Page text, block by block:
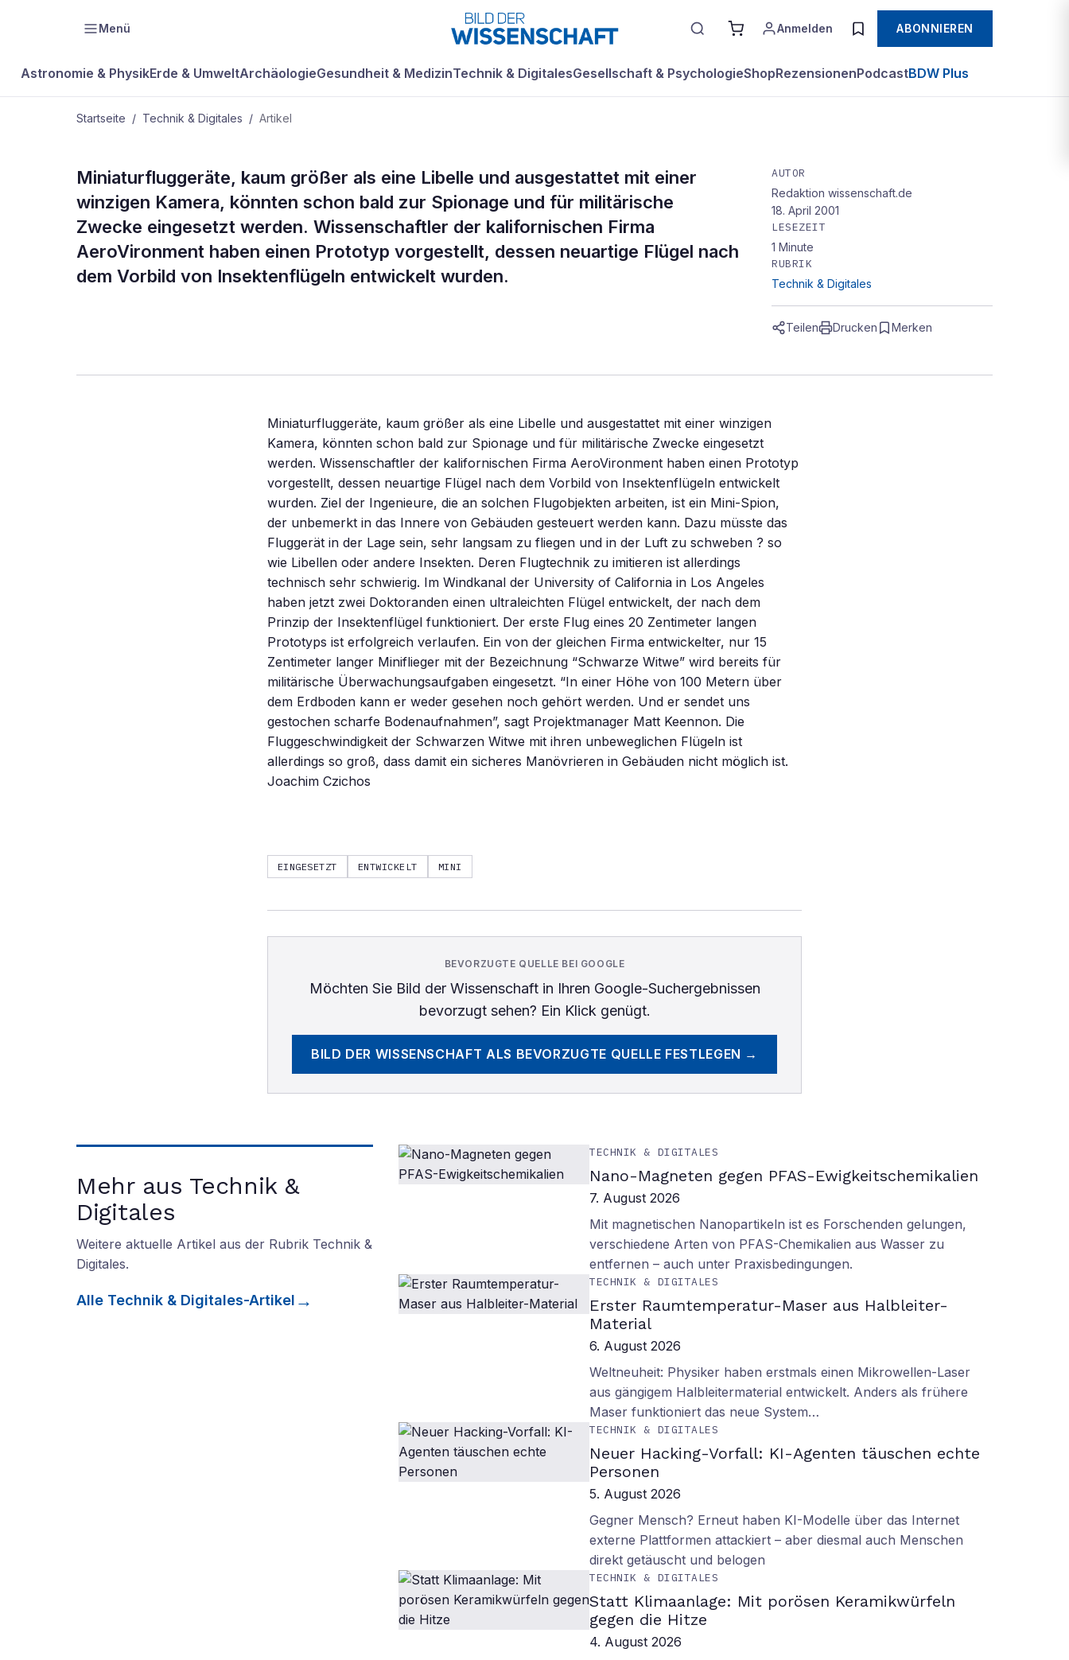
Menü Anmelden ABONNIEREN
Astronomie & PhysikErde & UmweltArchäologieGesundheit & MedizinTechnik & DigitalesGesellschaft & PsychologieShopRezensionenPodcastBDW Plus
Startseite / Technik & Digitales / Artikel
TECHNIK & DIGITALES
Künstliche Insekten als
Mini-Spione
Miniaturfluggeräte, kaum größer als eine Libelle und ausgestattet mit einer
winzigen Kamera, könnten schon bald zur Spionage und für militärische
Zwecke eingesetzt werden. Wissenschaftler der kalifornischen Firma
AeroVironment haben einen Prototyp vorgestellt, dessen neuartige Flügel nach
dem Vorbild von Insektenflügeln entwickelt wurden.
AUTOR
Redaktion wissenschaft.de
18. April 2001
LESEZEIT
1 Minute
RUBRIK
Technik & Digitales
Teilen Drucken Merken
Miniaturfluggeräte, kaum größer als eine Libelle und ausgestattet mit einer winzigen
Kamera, könnten schon bald zur Spionage und für militärische Zwecke eingesetzt
werden. Wissenschaftler der kalifornischen Firma AeroVironment haben einen Prototyp
vorgestellt, dessen neuartige Flügel nach dem Vorbild von Insektenflügeln entwickelt
wurden. Ziel der Ingenieure, die an solchen Flugobjekten arbeiten, ist ein Mini-Spion,
der unbemerkt in das Innere von Gebäuden gesteuert werden kann. Dazu müsste das
Fluggerät in der Lage sein, sehr langsam zu fliegen und in der Luft zu schweben ? so
wie Libellen oder andere Insekten. Deren Flugtechnik zu imitieren ist allerdings
technisch sehr schwierig. Im Windkanal der University of California in Los Angeles
haben jetzt zwei Doktoranden einen ultraleichten Flügel entwickelt, der nach dem
Prinzip der Insektenflügel funktioniert. Der erste Flug eines 20 Zentimeter langen
Prototyps ist erfolgreich verlaufen. Ein von der gleichen Firma entwickelter, nur 15
Zentimeter langer Miniflieger mit der Bezeichnung “Schwarze Witwe” wird bereits für
militärische Überwachungsaufgaben eingesetzt. “In einer Höhe von 100 Metern über
dem Erdboden kann er weder gesehen noch gehört werden. Und er sendet uns
gestochen scharfe Bodenaufnahmen”, sagt Projektmanager Matt Keennon. Die
Fluggeschwindigkeit der Schwarzen Witwe mit ihren unbeweglichen Flügeln ist
allerdings so groß, dass damit ein sicheres Manövrieren in Gebäuden nicht möglich ist.
Joachim Czichos
EINGESETZT ENTWICKELT MINI
BEVORZUGTE QUELLE BEI GOOGLE
Möchten Sie Bild der Wissenschaftin Ihren Google-Suchergebnissen
bevorzugt sehen? Ein Klick genügt.
BILD DER WISSENSCHAFT ALS BEVORZUGTE QUELLE FESTLEGEN →
Mehr aus Technik &
Digitales
Weitere aktuelle Artikel aus der Rubrik Technik &
Digitales.
Alle Technik & Digitales-Artikel
TECHNIK & DIGITALES
Nano-Magneten gegen PFAS-Ewigkeitschemikalien
7. August 2026
Mit magnetischen Nanopartikeln ist es Forschenden gelungen,
verschiedene Arten von PFAS-Chemikalien aus Wasser zu
entfernen – auch unter Praxisbedingungen.
TECHNIK & DIGITALES
Erster Raumtemperatur-Maser aus Halbleiter-
Material
6. August 2026
Weltneuheit: Physiker haben erstmals einen Mikrowellen-Laser
aus gängigem Halbleitermaterial entwickelt. Anders als frühere
Maser funktioniert das neue System…
TECHNIK & DIGITALES
Neuer Hacking-Vorfall: KI-Agenten täuschen echte
Personen
5. August 2026
Gegner Mensch? Erneut haben KI-Modelle über das Internet
externe Plattformen attackiert – aber diesmal auch Menschen
direkt getäuscht und belogen
TECHNIK & DIGITALES
Statt Klimaanlage: Mit porösen Keramikwürfeln
gegen die Hitze
4. August 2026